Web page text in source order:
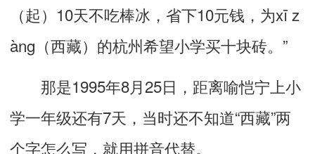
（起）10天不吃棒冰，省下10元钱，为xī z
àng（西藏）的杭州希望小学买十块砖。”
那是1995年8月25日，距离喻恺宁上小
学一年级还有7天，当时还不知道“西藏”两
个字怎么写，就用拼音代替。